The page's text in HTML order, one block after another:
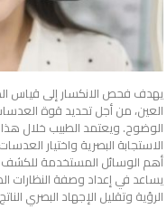
يهدف فحص الانكسار إلى قياس
العين، من أجل تحديد قوة
الوضوح. ويعتمد الطبيب خلال
الاستجابة البصرية واختيار
أهم الوسائل المستخدمة للكشف
يساعد في إعداد وصفة النظارات
الرؤية وتقليل الإجهاد البصري